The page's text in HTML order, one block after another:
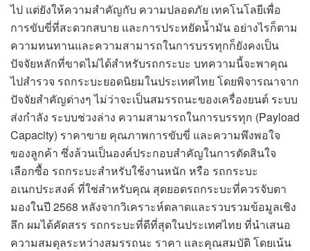
ไป แต่ยังให้ความสำคัญกับ ความปลอดภัย เทคโนโลยีเพื่อ
การขับขี่ที่สะดวกสบาย และการประหยัดน้ำมัน อย่างไรก็ตาม
ความทนทานและความสามารถในการบรรทุกก็ยังคงเป็น
ปัจจัยหลักที่ขาดไม่ได้สำหรับรถกระบะ บทความนี้จะพาคุณ
ไปสำรวจ รถกระบะยอดนิยมในประเทศไทย โดยพิจารณาจาก
ปัจจัยสำคัญต่างๆ ไม่ว่าจะเป็นสมรรถนะของเครื่องยนต์ ระบบ
ส่งกำลัง ระบบช่วงล่าง ความสามารถในการบรรทุก (Payload
Capacity) ราคาขาย คุณภาพการขับขี่ และความพึงพอใจ
ของลูกค้า ซึ่งล้วนเป็นองค์ประกอบสำคัญในการตัดสินใจ
เลือกซื้อ รถกระบะสำหรับใช้งานหนัก หรือ รถกระบะ
อเนกประสงค์ ที่ใช่สำหรับคุณ สุดยอดรถกระบะที่ควรจับตา
มองในปี 2568 หลังจากวิเคราะห์ตลาดและรวบรวมข้อมูลเชิง
ลึก ผมได้คัดสรร รถกระบะที่ดีที่สุดในประเทศไทย ที่นำเสนอ
ความสมดุลระหว่างสมรรถนะ ราคา และคุณสมบัติ โดยเน้น